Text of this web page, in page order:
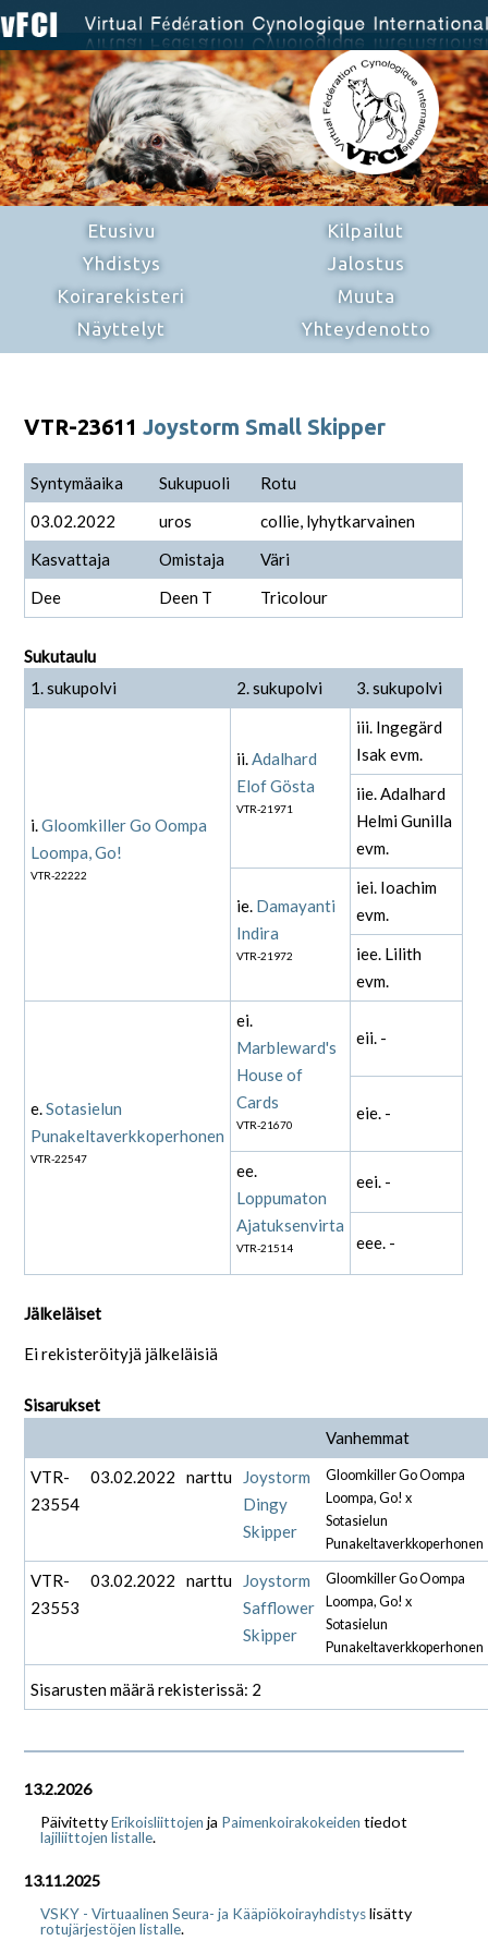
Etusivu
Yhdistys
Koirarekisteri
Näyttelyt
Kilpailut
Jalostus
Muuta
Yhteydenotto
VTR-23611Joystorm Small Skipper
Syntymäaika Sukupuoli
Rotu
03.02.2022
uros
collie, lyhytkarvainen
Kasvattaja
Omistaja
Väri
Dee
Deen T Tricolour
Sukutaulu
1. sukupolvi
2. sukupolvi 3. sukupolvi
i.Gloomkiller Go Oompa
Loompa, Go!
VTR-22222
ii.Adalhard
Elof Gösta
VTR-21971
iii. Ingegärd
Isak evm.
iie. Adalhard
Helmi Gunilla
evm.
ie. Damayanti
Indira
VTR-21972
iei. Ioachim
evm.
iee. Lilith
evm.
e.Sotasielun
Punakeltaverkkoperhonen
VTR-22547
ei.
Marbleward's
House of
Cards
VTR-21670
eii. -
eie. -
ee.
Loppumaton
Ajatuksenvirta
VTR-21514
eei. -
eee. -
Jälkeläiset
Ei rekisteröityjä jälkeläisiä
Sisarukset
Vanhemmat
VTR-
23554
03.02.2022 narttu
Joystorm
Dingy
Skipper
Gloomkiller Go Oompa
Loompa, Go! x
Sotasielun
Punakeltaverkkoperhonen
VTR-
23553
03.02.2022 narttu
Joystorm
Safflower
Skipper
Gloomkiller Go Oompa
Loompa, Go! x
Sotasielun
Punakeltaverkkoperhonen
Sisarusten määrä rekisterissä: 2
13.2.2026
PäivitettyErikoisliittojen ja Paimenkoirakokeiden tiedot
lajiliittojen listalle.
13.11.2025
VSKY - Virtuaalinen Seura- ja Kääpiökoirayhdistyslisätty
rotujärjestöjen listalle.